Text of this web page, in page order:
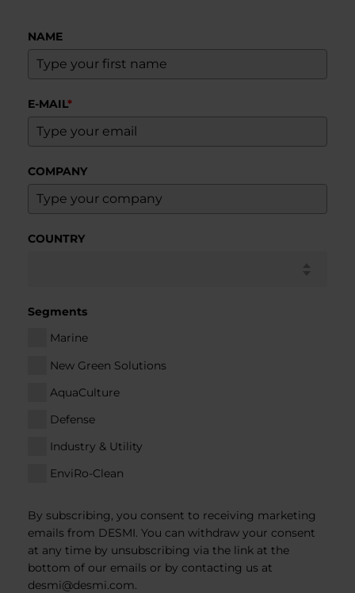
NAME
E-MAIL*
COMPANY
COUNTRY
Segments
Marine
New Green Solutions
AquaCulture
Defense
Industry & Utility
EnviRo-Clean
By subscribing, you consent to receiving marketing
emails from DESMI. You can withdraw your consent
at any time by unsubscribing via the link at the
bottom of our emails or by contacting us at
desmi@desmi.com.